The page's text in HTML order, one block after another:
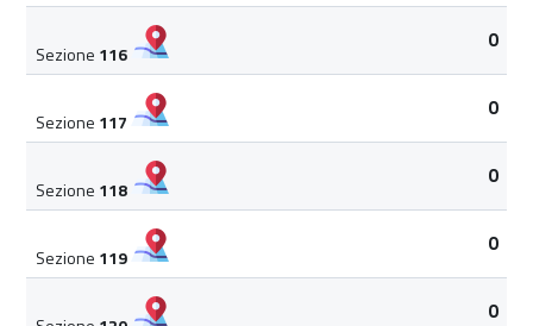
Sezione 116
0
Sezione 117
0
Sezione 118
0
Sezione 119
0
0